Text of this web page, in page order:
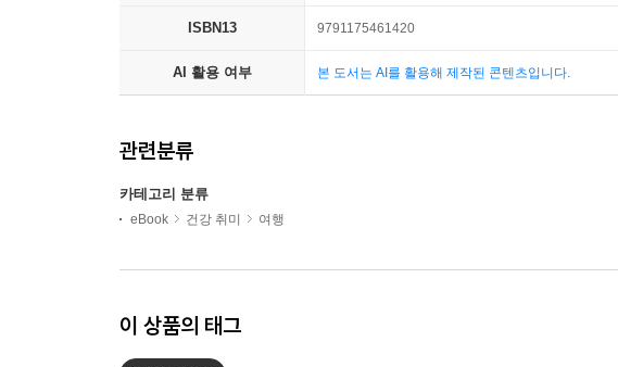
ISBN13 9791175461420
AI 활용 여부 본 도서는 AI를 활용해 제작된 콘텐츠입니다.
관련분류
카테고리 분류
eBook 건강 취미 여행
이 상품의 태그